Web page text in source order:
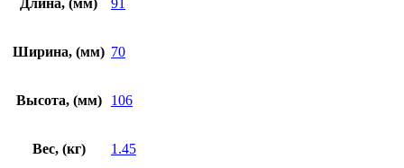
Ширина, (мм) 70
Высота, (мм) 106
Вес, (кг) 1.45